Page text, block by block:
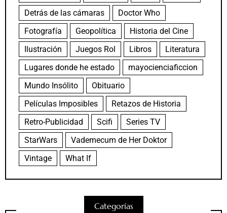
Detrás de las cámaras
Doctor Who
Fotografía
Geopolítica
Historia del Cine
Ilustración
Juegos Rol Libros
Literatura
Lugares donde he estado
mayocienciaficcion
Mundo Insólito
Obituario
Películas Imposibles
Retazos de Historia
Retro-Publicidad
Scifi
Series TV
StarWars
Vademecum de Her Doktor
Vintage
What If
Categorías